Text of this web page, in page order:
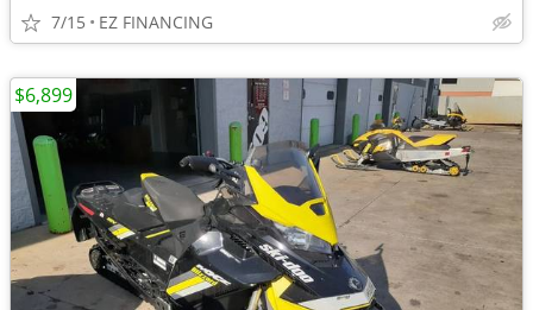
7/15 EZ FINANCING
$6,899